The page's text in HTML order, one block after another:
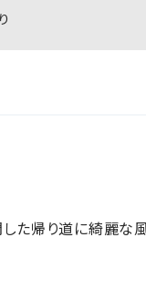
た帰り道に綺麗な